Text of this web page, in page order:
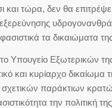
και τώρα, δεν θα
τα δικαιώματα
Υπουγείο Εξωτερικών
και κυρίαρχο δικαίωμα
σχετικών παράκτιων
την πολιτική